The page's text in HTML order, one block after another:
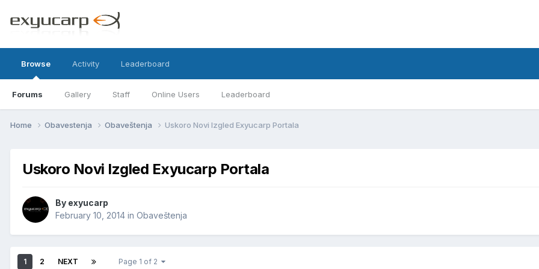
Browse
Forums Gallery Staff Online Users Leaderboard
Activity Leaderboard
Home Obavestenja Obaveštenja Uskoro Novi Izgled Exyucarp Portala
Uskoro Novi Izgled Exyucarp Portala
By exyucarp
February 10, 2014 in Obaveštenja
1 2 NEXT Page 1 of 2